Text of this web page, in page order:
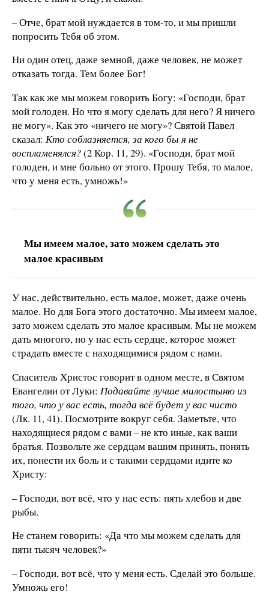
– Отче, брат мой нуждается в том-то, и мы пришли
попросить Тебя об этом.
Ни один отец, даже земной, даже человек, не может
отказать тогда. Тем более Бог!
Так как же мы можем говорить Богу: «Господи, брат
мой голоден. Но что я могу сделать для него? Я ничего
не могу». Как это «ничего не могу»? Святой Павел
сказал: Кто соблазняется, за кого бы я не
воспламенялся?(2 Кор. 11, 29). «Господи, брат мой
голоден, и мне больно от этого. Прошу Тебя, то малое,
что у меня есть, умножь!»
Мы имеем малое, зато можем сделать это
малое красивым
У нас, действительно, есть малое, может, даже очень
малое. Но для Бога этого достаточно. Мы имеем малое,
зато можем сделать это малое красивым. Мы не можем
дать многого, но у нас есть сердце, которое может
страдать вместе с находящимися рядом с нами.
Спаситель Христос говорит в одном месте, в Святом
Евангелии от Луки: Подавайте лучше милостыню из
того, что у вас есть, тогда всё будет у вас чисто
(Лк. 11, 41). Посмотрите вокруг себя. Заметьте, что
находящиеся рядом с вами – не кто иные, как ваши
братья. Позвольте же сердцам вашим принять, понять
их, понести их боль и с такими сердцами идите ко
Христу:
– Господи, вот всё, что у нас есть: пять хлебов и две
рыбы.
Не станем говорить: «Да что мы можем сделать для
пяти тысяч человек?»
– Господи, вот всё, что у меня есть. Сделай это больше.
Умножь его!